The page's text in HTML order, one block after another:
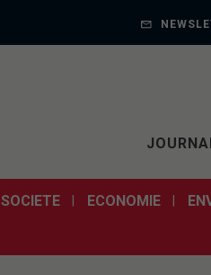
SOCIETE ECONOMIE